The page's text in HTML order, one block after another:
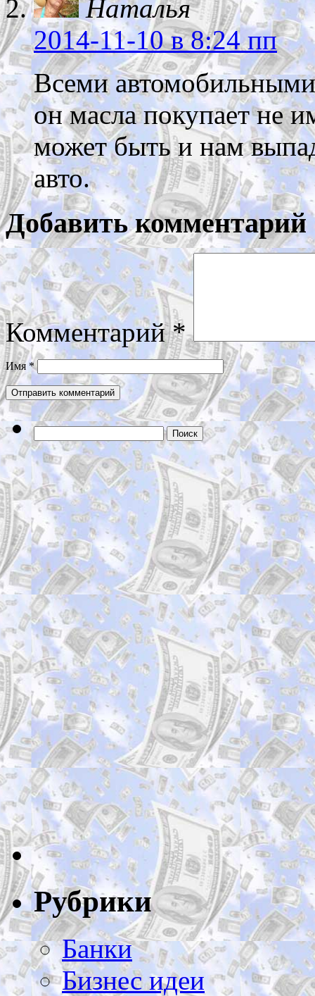
Наталья
2014-11-10в 8:24 пп
Всеми автомобильными
он масла покупает не
может быть и нам
авто.
Добавить комментарий
Комментарий*
Имя *
Найти:
Рубрики
Банки
Бизнес идеи